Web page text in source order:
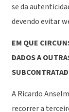
se da
devendo evitar
EM QUE
DADOS A
A Ricardo
recorrer a